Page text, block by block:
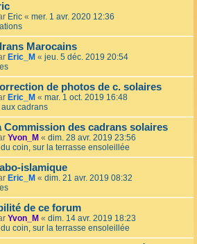
Eric « mer. 1 avr. 2020 12:36
Marocains
Eric_M « jeu. 5 déc. 2019 20:54
de photos de c. solaires
Eric_M « mar. 1 oct. 2019 16:48
cadrans
Commission des cadrans solaires
Yvon_M « dim. 28 avr. 2019 23:56
coin, sur la terrasse ensoleillée
islamique
Eric_M « dim. 21 avr. 2019 08:32
de ce forum
Yvon_M « dim. 14 avr. 2019 18:23
coin, sur la terrasse ensoleillée